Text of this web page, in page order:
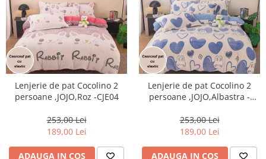
Lenjerie de pat Cocolino 2
persoane ,JOJO,Roz -CJE04
253,00 Lei
189,00 Lei
ADAUGA IN COS
Lenjerie de pat Cocolino 2
persoane ,JOJO,Albastra -
253,00 Lei
189,00 Lei
ADAUGA IN COS